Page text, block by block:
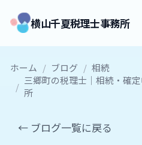
横山千夏税理士事務所
ホーム / ブログ / 相続
/ 三郷町の税理士｜相続・確
所
← ブログ一覧に戻る